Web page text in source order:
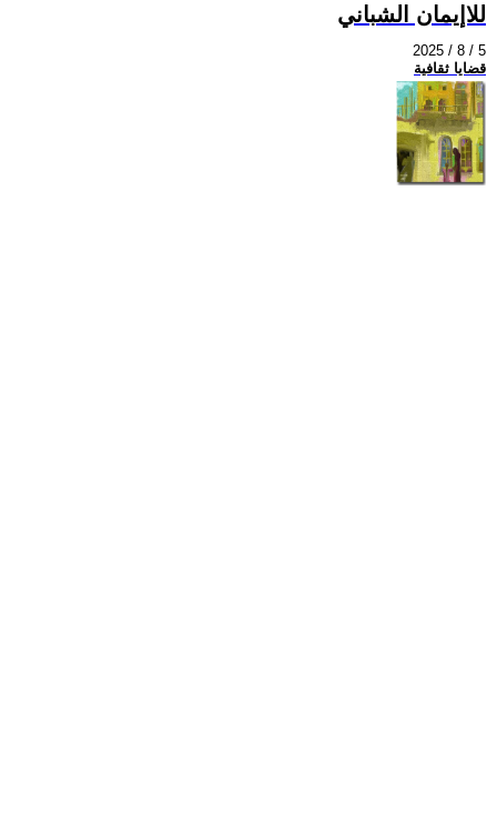
للاإيمان الشباني
2025 / 8 / 5
قضايا ثقافية